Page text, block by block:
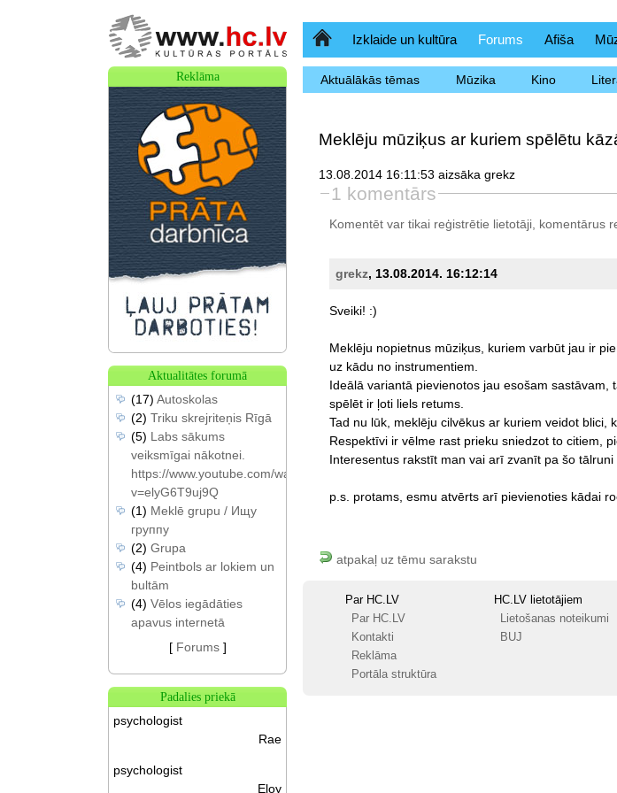
SākumlapaIzklaide un kultūra Forums Afiša
Aktuālākās tēmas Mūzika Kino
Meklēju mūziķus ar kuriem spēlētu
13.08.2014 16:11:53 aizsāka grekz
1 komentārs
Komentēt var tikai reģistrētie lietotāji, komentārus
grekz, 13.08.2014. 16:12:14
Sveiki! :)
Meklēju nopietnus mūziķus, kuriem varbūt jau ir
uz kādu no instrumentiem.
Ideālā variantā pievienotos jau esošam sastāvam,
spēlēt ir ļoti liels retums.
Tad nu lūk, meklēju cilvēkus ar kuriem veidot blici,
Respektīvi ir vēlme rast prieku sniedzot to citiem,
Interesentus rakstīt man vai arī zvanīt pa šo tālruni
p.s. protams, esmu atvērts arī pievienoties kādai
atpakaļ uz tēmu sarakstu
Par HC.LV
Par HC.LV
Kontakti
Reklāma
Portāla struktūra
HC.LV lietotājiem
Lietošanas noteikumi
BUJ
Reklāma
Aktualitātes forumā
(17) Autoskolas
(2) Triku skrejriteņis Rīgā
(5) Labs sākums
veiksmīgai nākotnei.
https://www.youtube.com/watch?
v=elyG6T9uj9Q
(1) Meklē grupu / Ищу
группу
(2) Grupa
(4) Peintbols ar lokiem un
bultām
(4) Vēlos iegādāties
apavus internetā
[ Forums]
Padalies priekā
psychologist
Rae
psychologist
Eloy